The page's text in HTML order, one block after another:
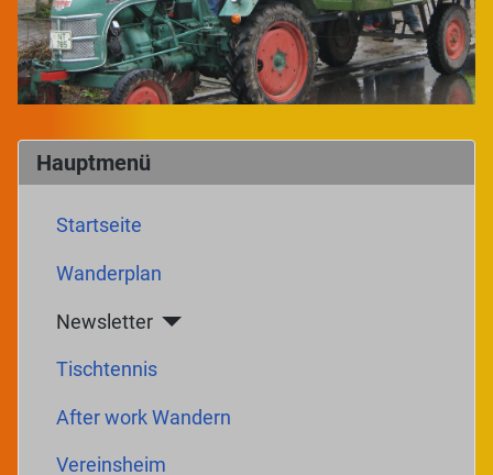
Hauptmenü
Startseite
Wanderplan
Newsletter
Tischtennis
After work Wandern
Vereinsheim